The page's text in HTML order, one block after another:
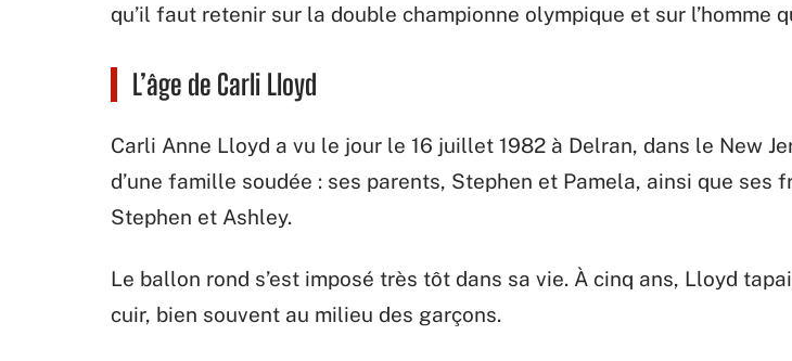
qu’il faut retenir sur la double championne olympique et sur l’homme
L’âge de Carli Lloyd
Carli Anne Lloyd a vu le jour le 16 juillet 1982 à Delran, dans le New
d’une famille soudée : ses parents, Stephen et Pamela, ainsi que ses
Stephen et Ashley.
Le ballon rond s’est imposé très tôt dans sa vie. À cinq ans, Lloyd
cuir, bien souvent au milieu des garçons.